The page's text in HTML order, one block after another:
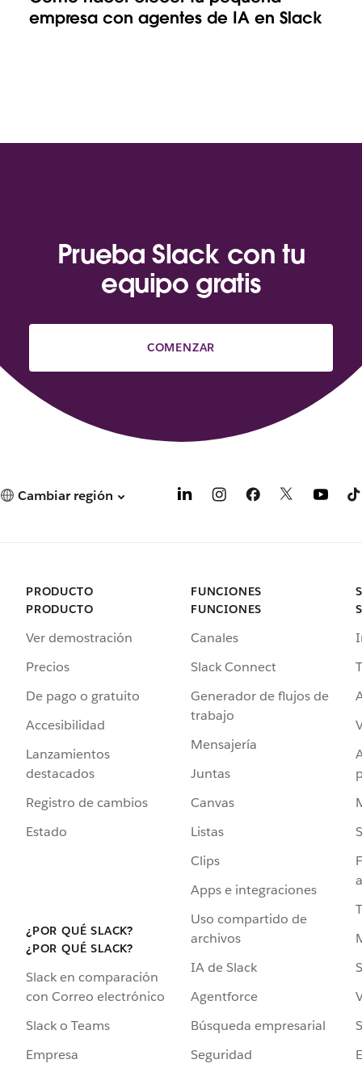
empresa con agentes de IA en Slack
Prueba Slack con tu
equipo gratis
COMENZAR
Cambiar región
PRODUCTO
PRODUCTO
Ver demostración
Precios
De pago o gratuito
Accesibilidad
Lanzamientos
destacados
Registro de cambios
Estado
¿POR QUÉ SLACK?
¿POR QUÉ SLACK?
Slack en comparación
con Correo electrónico
Slack o Teams
Empresa
FUNCIONES
FUNCIONES
Canales
Slack Connect
Generador de flujos de
trabajo
Mensajería
Juntas
Canvas
Listas
Clips
Apps e integraciones
Uso compartido de
archivos
IA de Slack
Agentforce
Búsqueda empresarial
Seguridad